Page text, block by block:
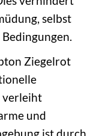
selbst
Ziegelrot
verleiht
und